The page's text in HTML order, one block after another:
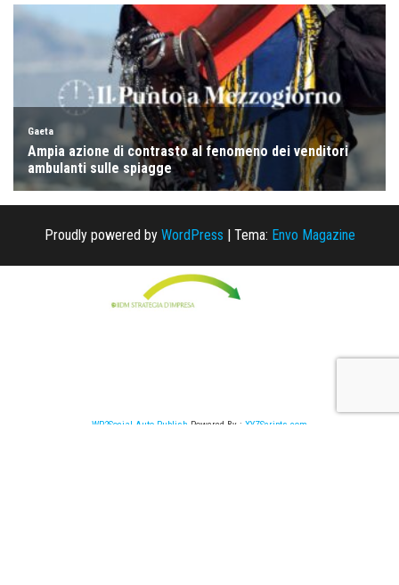
Proudly powered by WordPress | Tema: Envo Magazine
WP2Social Auto Publish Powered By : XYZScripts.com